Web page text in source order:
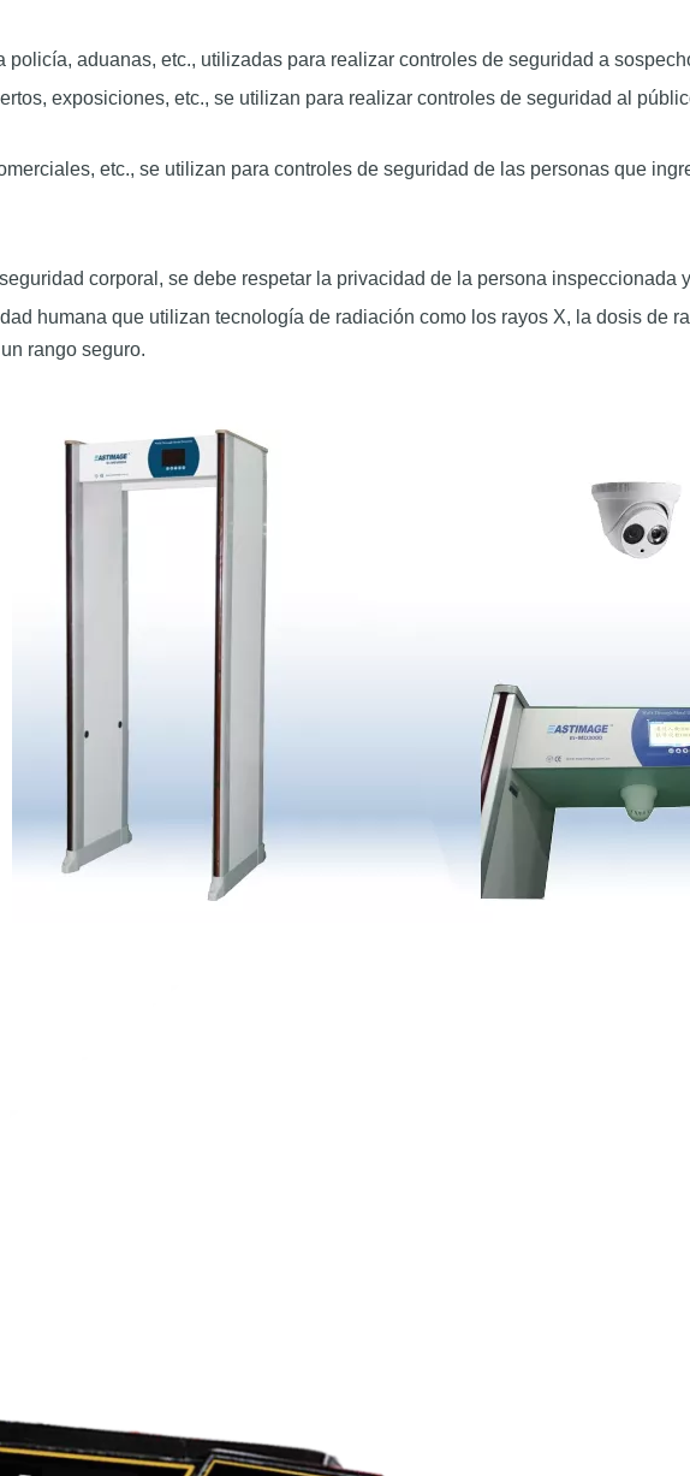
aduanas, etc., utilizadas para realizar controles de seguridad a
exposiciones, etc., se utilizan para realizar controles de seguridad al
etc., se utilizan para controles de seguridad de las personas que
corporal, se debe respetar la privacidad de la persona inspeccionada
humana que utilizan tecnología de radiación como los rayos X, la dosis de
rango seguro.